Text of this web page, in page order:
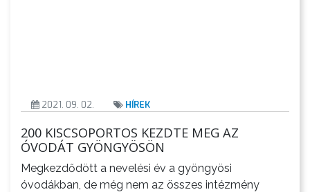
AZ
ÖNKORMÁNYZAT
2021. 09. 02. HÍREK
200 KISCSOPORTOS KEZDTE MEG AZ
ÓVODÁT GYÖNGYÖSÖN
Megkezdődött a nevelési év a gyöngyösi
óvodákban, de még nem az összes intézmény